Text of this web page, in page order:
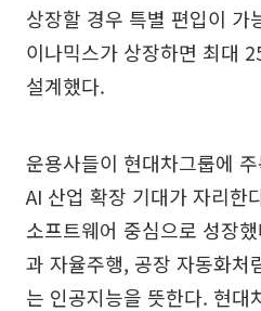
상장할 경우 특별 편입이 가
이나믹스가 상장하면 최대
설계했다.
운용사들이 현대차그룹에
AI 산업 확장 기대가 자리한
소프트웨어 중심으로 성장
과 자율주행, 공장 자동화처
는 인공지능을 뜻한다. 현대